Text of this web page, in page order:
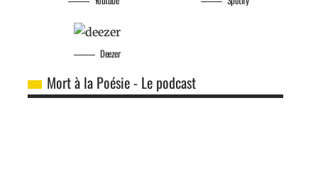
Deezer
Mort à la Poésie - Le podcast